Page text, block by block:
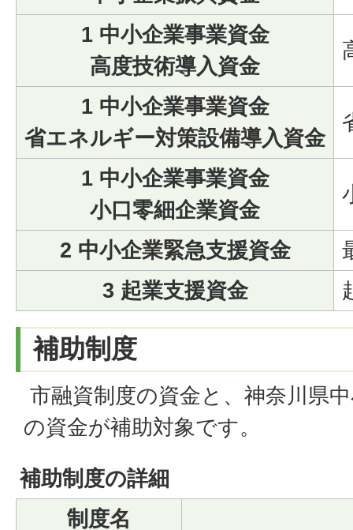
1 中小企業事業資金
高度技術導入資金
1 中小企業事業資金
省エネルギー対策設備導入資金
1 中小企業事業資金
小口零細企業資金
2 中小企業緊急支援資金
3 起業支援資金
補助制度
市融資制度の資金と、神奈川県
の資金が補助対象です。
補助制度の詳細
制度名